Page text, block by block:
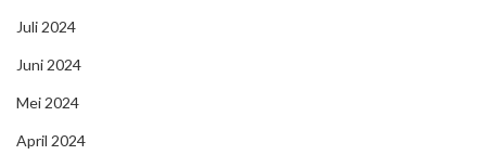
Juli 2024
Juni 2024
Mei 2024
April 2024